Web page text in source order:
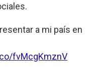
a mi país en
fvMcgKmznV